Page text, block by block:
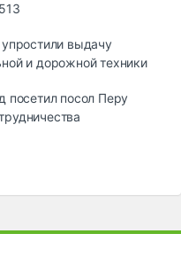
выдачу
и дорожной техники
посетил посол Перу